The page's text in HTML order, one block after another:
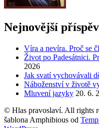
Nejnovější
Víra a nevíra. Proč se
Život po Padesátnici.
2026
Jak svatí vychovávali
Náboženství v životě
Mluvení jazyky 20. 6.
© Hlas pravoslaví. All rights
šablona Amphibious od